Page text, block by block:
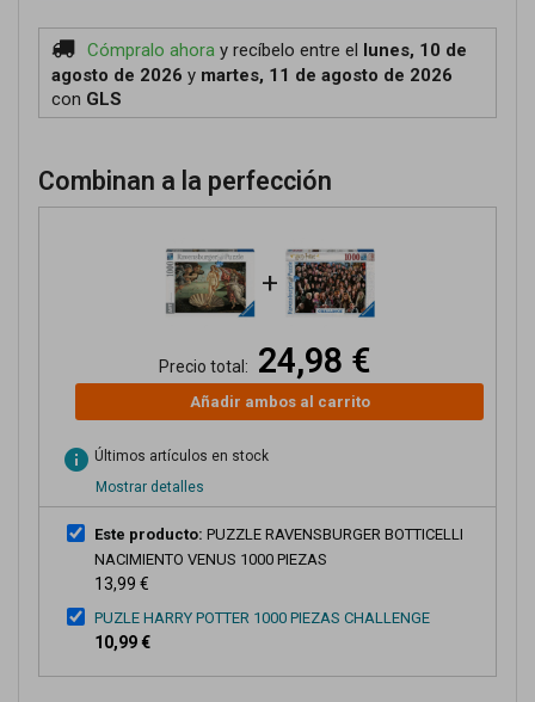
Cómpralo ahora y recíbelo entre el lunes, 10 de
agosto de 2026 y martes, 11 de agosto de 2026
con GLS
Combinan a la perfección
+
Precio total: 24,98 €
Añadir ambos al carrito
info Últimos artículos en stock
Mostrar detalles
Este producto: PUZZLE RAVENSBURGER BOTTICELLI
NACIMIENTO VENUS 1000 PIEZAS
13,99 €
PUZLE HARRY POTTER 1000 PIEZAS CHALLENGE
10,99 €